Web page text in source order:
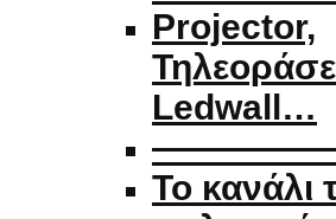
Projector,
Ledwall…
Το κανάλι